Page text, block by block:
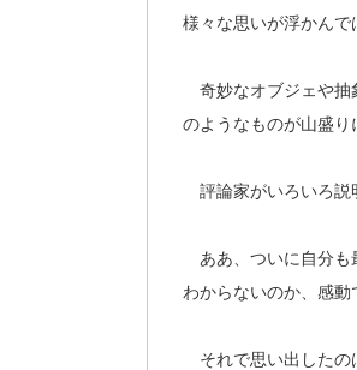
様々な思いが浮かんで
奇妙なオブジェや抽
のようなものが山盛り
評論家がいろいろ説
ああ、ついに自分も
わからないのか、感動
それで思い出したの